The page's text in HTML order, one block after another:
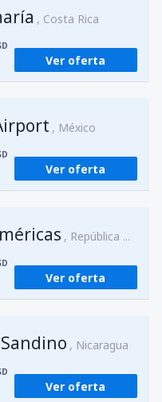
Costa Rica
Ver oferta
México
Ver oferta
República Dominicana
Ver oferta
Nicaragua
Ver oferta